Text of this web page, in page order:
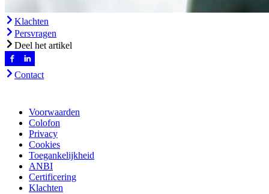
Klachten
Persvragen
Deel het artikel
Contact
Voorwaarden
Colofon
Privacy
Cookies
Toegankelijkheid
ANBI
Certificering
Klachten